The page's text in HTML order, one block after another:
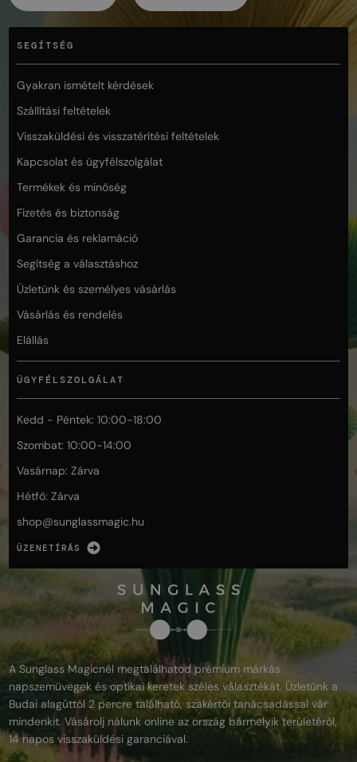
SEGÍTSÉG
Gyakran ismételt kérdések
Szállítási feltételek
Visszaküldési és visszatérítési feltételek
Kapcsolat és ügyfélszolgálat
Termékek és minőség
Fizetés és biztonság
Garancia és reklamáció
Segítség a választáshoz
Üzletünk és személyes vásárlás
Vásárlás és rendelés
Elállás
ÜGYFÉLSZOLGÁLAT
Kedd - Péntek: 10:00-18:00
Szombat: 10:00-14:00
Vasárnap: Zárva
Hétfő: Zárva
shop@sunglassmagic.hu
ÜZENETÍRÁS
A Sunglass Magicnél megtalálhatod prémium márkás
napszemüvegek és optikai keretek széles választékát. Üzletünk a
Budai alagúttól 2 percre található, szakértői tanácsadással vár
mindenkit. Vásárolj nálunk online az ország bármelyik területéről,
14 napos visszaküldési garanciával.